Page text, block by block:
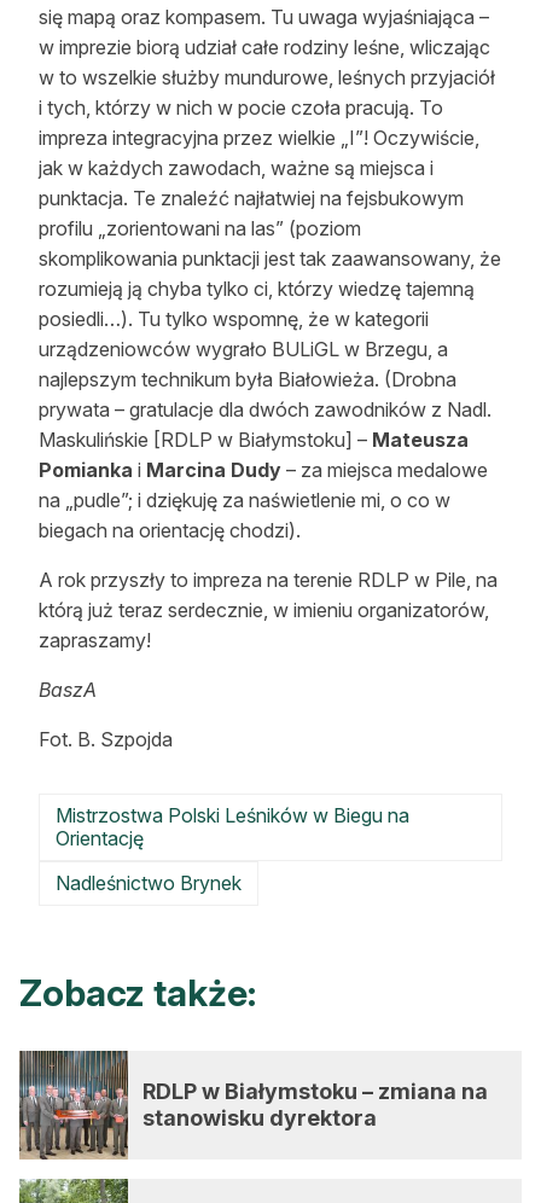
się mapą oraz kompasem. Tu uwaga wyjaśniająca –
w imprezie biorą udział całe rodziny leśne, wliczając
w to wszelkie służby mundurowe, leśnych przyjaciół
i tych, którzy w nich w pocie czoła pracują. To
impreza integracyjna przez wielkie „I”! Oczywiście,
jak w każdych zawodach, ważne są miejsca i
punktacja. Te znaleźć najłatwiej na fejsbukowym
profilu „zorientowani na las” (poziom
skomplikowania punktacji jest tak zaawansowany, że
rozumieją ją chyba tylko ci, którzy wiedzę tajemną
posiedli…). Tu tylko wspomnę, że w kategorii
urządzeniowców wygrało BULiGL w Brzegu, a
najlepszym technikum była Białowieża. (Drobna
prywata – gratulacje dla dwóch zawodników z Nadl.
Maskulińskie [RDLP w Białymstoku] – Mateusza
Pomianka i Marcina Dudy – za miejsca medalowe
na „pudle”; i dziękuję za naświetlenie mi, o co w
biegach na orientację chodzi).
A rok przyszły to impreza na terenie RDLP w Pile, na
którą już teraz serdecznie, w imieniu organizatorów,
zapraszamy!
BaszA
Fot. B. Szpojda
Mistrzostwa Polski Leśników w Biegu na
Orientację
Nadleśnictwo Brynek
Zobacz także:
RDLP w Białymstoku – zmiana na
stanowisku dyrektora